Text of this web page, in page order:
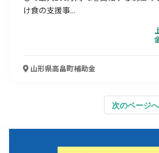
け食の支援事...
山形県高畠町補助金
次のページへ